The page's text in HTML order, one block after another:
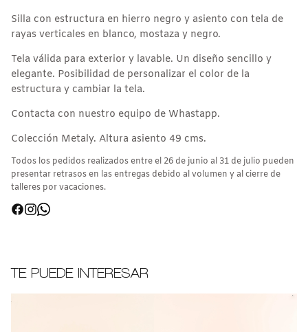
Silla con estructura en hierro negro y asiento con tela de
rayas verticales en blanco, mostaza y negro.
Tela válida para exterior y lavable. Un diseño sencillo y
elegante. Posibilidad de personalizar el color de la
estructura y cambiar la tela.
Contacta con nuestro equipo de Whastapp.
Colección Metaly. Altura asiento 49 cms.
Todos los pedidos realizados entre el 26 de junio al 31 de julio pueden
presentar retrasos en las entregas debido al volumen y al cierre de
talleres por vacaciones.
TE PUEDE INTERESAR